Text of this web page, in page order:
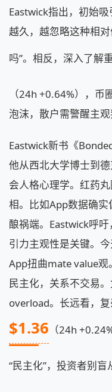
Eastwick指出，初始
越久，越忽略这种相
吗”。相反，深入了解
（24h +0.64%），币
泡沫，散户需警醒主观
Eastwick新书《
他从西北大学博士到
会人格心理学。红药
相。比如App数据确实
酿祸端。Eastwick呼
引力主观性是关键。
App扭曲mate value观
民主化，关系不交易
overload。长远看，
$1.36 （24h
“民主化”，投资者别盲